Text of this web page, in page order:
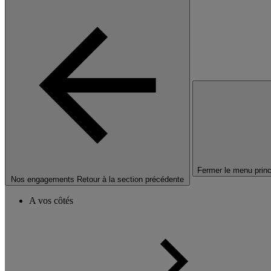
Nos engagements Retour à la section précédente
Fermer le menu
A vos côtés